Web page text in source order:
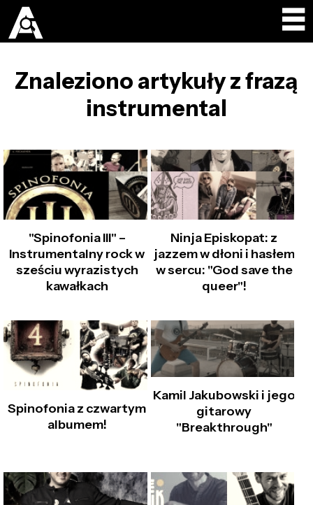
Znaleziono artykuły z frazą
instrumental
"Spinofonia III" –
Instrumentalny rock w
sześciu wyrazistych
kawałkach
Ninja Episkopat: z
jazzem w dłoni i hasłem
w sercu: "God save the
queer"!
Spinofonia z czwartym
albumem!
Kamil Jakubowski i jego
gitarowy
"Breakthrough"